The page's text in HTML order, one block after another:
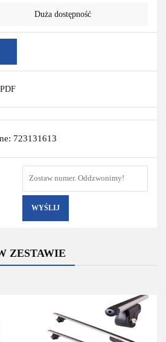
Duża dostępność
723131613
WYŚLIJ
ZESTAWIE